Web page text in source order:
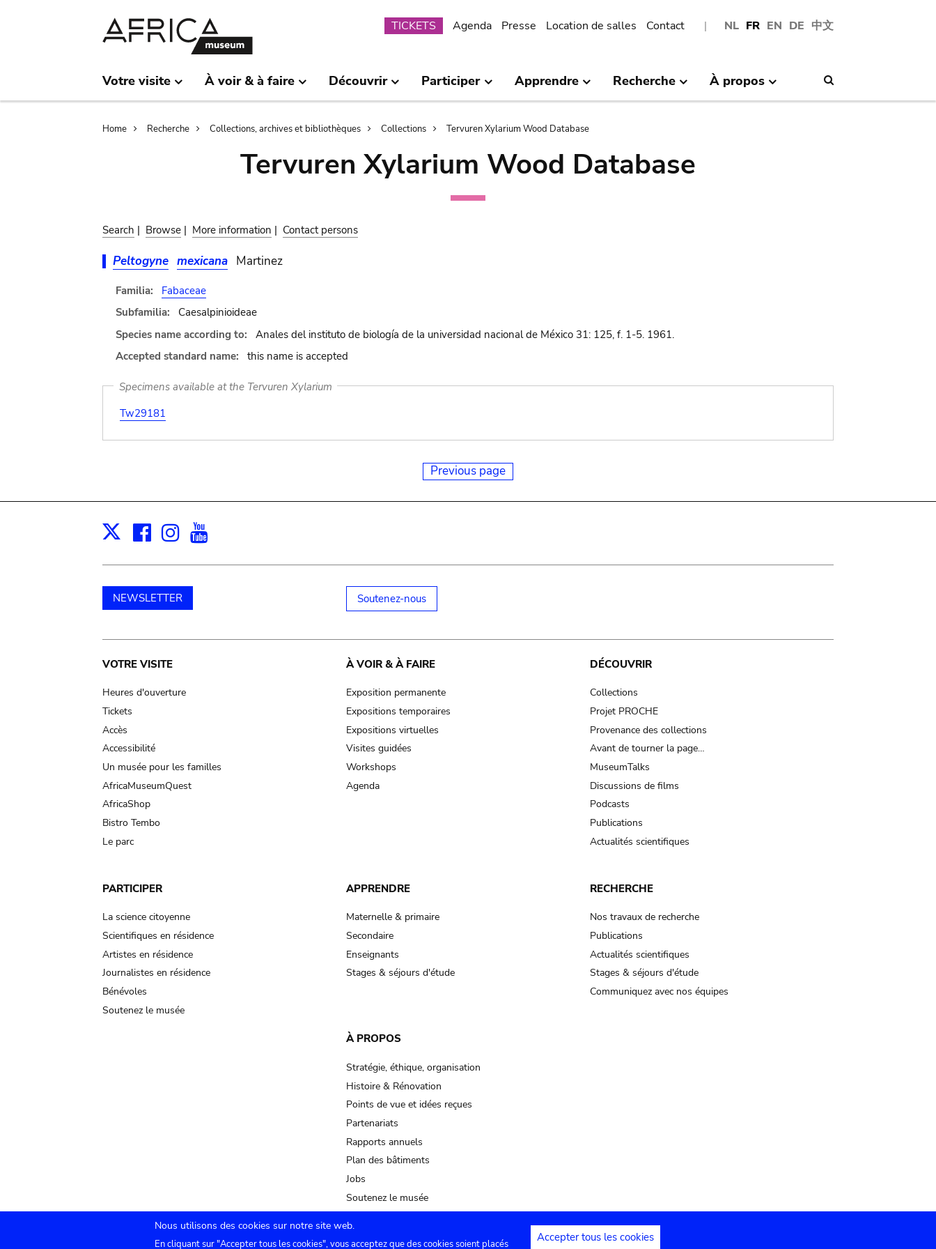
NL FR EN DE 中文
Submenu
TICKETS Agenda Presse Location de salles Contact
Votre visite À voir & à faire Découvrir Participer Apprendre Recherche À propos
Breadcrumb
Home Recherche Collections, archives et bibliothèques Collections Tervuren Xylarium Wood Database
Tervuren Xylarium Wood Database
Search | Browse | More information | Contact persons
Peltogyne mexicana Martinez
Familia:
Fabaceae
Subfamilia:
Caesalpinioideae
Species name according to:
Anales del instituto de biología de la universidad nacional de México 31: 125, f. 1-5. 1961.
Accepted standard name:
this name is accepted
Specimens available at the Tervuren Xylarium
Tw29181
Previous page
X Facebook
Instagram
NEWSLETTER Soutenez-nous
Main
navigation
VOTRE VISITE
Heures d'ouverture
Tickets
Accès
Accessibilité
Un musée pour les familles
AfricaMuseumQuest
AfricaShop
Bistro Tembo
Le parc
À VOIR & À FAIRE
Exposition permanente
Expositions temporaires
Expositions virtuelles
Visites guidées
Workshops
Agenda
DÉCOUVRIR
Collections
Projet PROCHE
Provenance des collections
Avant de tourner la page…
MuseumTalks
Discussions de films
Podcasts
Publications
Actualités scientifiques
PARTICIPER
La science citoyenne
Scientifiques en résidence
Artistes en résidence
Journalistes en résidence
Bénévoles
Soutenez le musée
APPRENDRE
Maternelle & primaire
Secondaire
Enseignants
Stages & séjours d'étude
RECHERCHE
Nos travaux de recherche
Publications
Actualités scientifiques
Stages & séjours d'étude
Communiquez avec nos équipes
À PROPOS
Stratégie, éthique, organisation
Histoire & Rénovation
Points de vue et idées reçues
Partenariats
Rapports annuels
Plan des bâtiments
Jobs
Soutenez le musée
Nous utilisons des cookies sur notre site web.
En cliquant sur "Accepter tous les cookies", vous acceptez que des cookies soient placés Accepter tous les cookies